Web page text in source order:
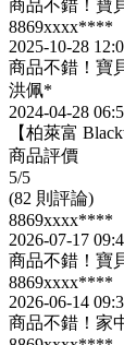
商品不錯！寶
8869xxxx****
2025-10-28
商品不錯！寶
洪佩*
2024-04-28
【柏萊富
商品評價
5/5
(82 則評論)
8869xxxx****
2026-07-17
商品不錯！寶
8869xxxx****
2026-06-14
商品不錯！家